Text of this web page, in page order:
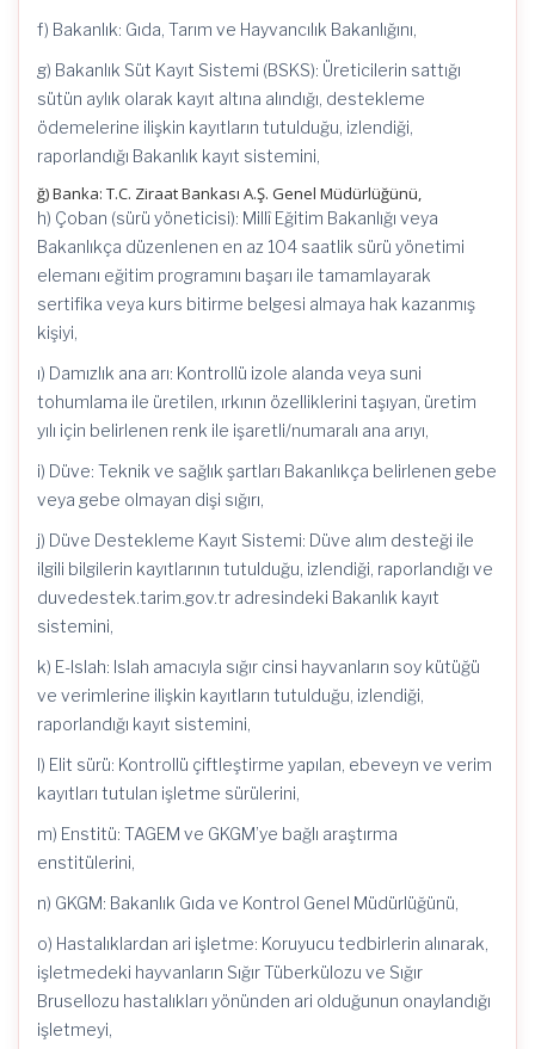
f) Bakanlık: Gıda, Tarım ve Hayvancılık Bakanlığını,
g) Bakanlık Süt Kayıt Sistemi (BSKS): Üreticilerin sattığı
sütün aylık olarak kayıt altına alındığı, destekleme
ödemelerine ilişkin kayıtların tutulduğu, izlendiği,
raporlandığı Bakanlık kayıt sistemini,
ğ) Banka: T.C. Ziraat Bankası A.Ş. Genel Müdürlüğünü,
h) Çoban (sürü yöneticisi): Millî Eğitim Bakanlığı veya
Bakanlıkça düzenlenen en az 104 saatlik sürü yönetimi
elemanı eğitim programını başarı ile tamamlayarak
sertifika veya kurs bitirme belgesi almaya hak kazanmış
kişiyi,
ı) Damızlık ana arı: Kontrollü izole alanda veya suni
tohumlama ile üretilen, ırkının özelliklerini taşıyan, üretim
yılı için belirlenen renk ile işaretli/numaralı ana arıyı,
i) Düve: Teknik ve sağlık şartları Bakanlıkça belirlenen gebe
veya gebe olmayan dişi sığırı,
j) Düve Destekleme Kayıt Sistemi: Düve alım desteği ile
ilgili bilgilerin kayıtlarının tutulduğu, izlendiği, raporlandığı ve
duvedestek.tarim.gov.tr adresindeki Bakanlık kayıt
sistemini,
k) E-Islah: Islah amacıyla sığır cinsi hayvanların soy kütüğü
ve verimlerine ilişkin kayıtların tutulduğu, izlendiği,
raporlandığı kayıt sistemini,
l) Elit sürü: Kontrollü çiftleştirme yapılan, ebeveyn ve verim
kayıtları tutulan işletme sürülerini,
m) Enstitü: TAGEM ve GKGM’ye bağlı araştırma
enstitülerini,
n) GKGM: Bakanlık Gıda ve Kontrol Genel Müdürlüğünü,
o) Hastalıklardan ari işletme: Koruyucu tedbirlerin alınarak,
işletmedeki hayvanların Sığır Tüberkülozu ve Sığır
Brusellozu hastalıkları yönünden ari olduğunun onaylandığı
işletmeyi,